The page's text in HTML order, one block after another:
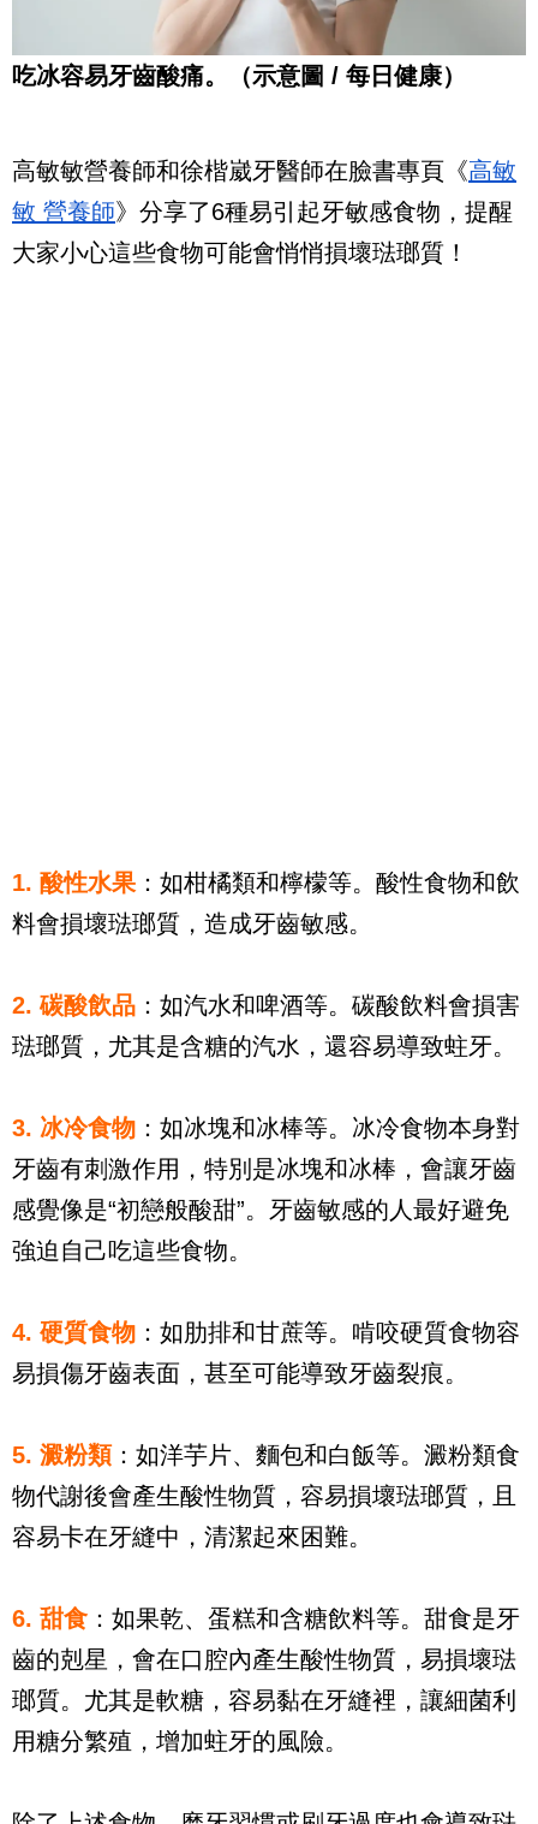
吃冰容易牙齒酸痛。（示意圖 / 每日健康）
高敏敏營養師和徐楷崴牙醫師在臉書專頁《高敏
敏 營養師》分享了6種易引起牙敏感食物，提醒
大家小心這些食物可能會悄悄損壞琺瑯質！
1. 酸性水果 ：如柑橘類和檸檬等。酸性食物和飲
料會損壞琺瑯質，造成牙齒敏感。
2. 碳酸飲品 ：如汽水和啤酒等。碳酸飲料會損害
琺瑯質，尤其是含糖的汽水，還容易導致蛀牙。
3. 冰冷食物 ：如冰塊和冰棒等。冰冷食物本身對
牙齒有刺激作用，特別是冰塊和冰棒，會讓牙齒
感覺像是“初戀般酸甜”。牙齒敏感的人最好避免
強迫自己吃這些食物。
4. 硬質食物 ：如肋排和甘蔗等。啃咬硬質食物容
易損傷牙齒表面，甚至可能導致牙齒裂痕。
5. 澱粉類：如洋芋片、麵包和白飯等。澱粉類食
物代謝後會產生酸性物質，容易損壞琺瑯質，且
容易卡在牙縫中，清潔起來困難。
6. 甜食 ：如果乾、蛋糕和含糖飲料等。甜食是牙
齒的剋星，會在口腔內產生酸性物質，易損壞琺
瑯質。尤其是軟糖，容易黏在牙縫裡，讓細菌利
用糖分繁殖，增加蛀牙的風險。